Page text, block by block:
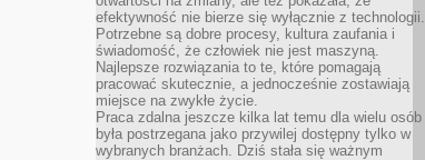
efektywność nie bierze się wyłącznie z technologii.
Potrzebne są dobre procesy, kultura zaufania i
świadomość, że człowiek nie jest maszyną.
Najlepsze rozwiązania to te, które pomagają
pracować skutecznie, a jednocześnie zostawiają
miejsce na zwykłe życie.
Praca zdalna jeszcze kilka lat temu dla wielu osób
była postrzegana jako przywilej dostępny tylko w
wybranych branżach. Dziś stała się ważnym